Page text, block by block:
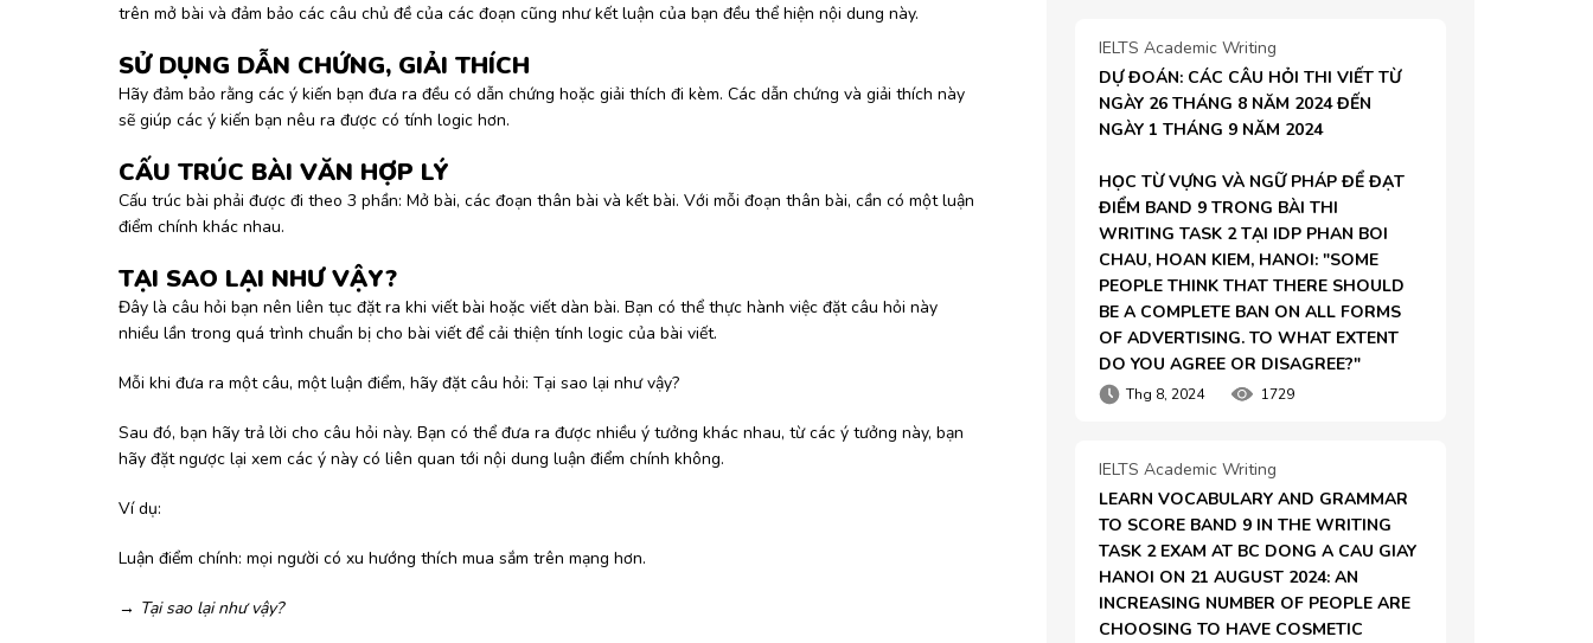
trên mở bài và đảm bảo các câu chủ đề của các đoạn cũng như kết luận của bạn đều thể hiện nội dung này.
SỬ DỤNG DẪN CHỨNG, GIẢI THÍCH
Hãy đảm bảo rằng các ý kiến bạn đưa ra đều có dẫn chứng hoặc giải thích đi kèm. Các dẫn chứng và giải thích này
sẽ giúp các ý kiến bạn nêu ra được có tính logic hơn.
CẤU TRÚC BÀI VĂN HỢP LÝ
Cấu trúc bài phải được đi theo 3 phần: Mở bài, các đoạn thân bài và kết bài. Với mỗi đoạn thân bài, cần có một luận
điểm chính khác nhau.
TẠI SAO LẠI NHƯ VẬY?
Đây là câu hỏi bạn nên liên tục đặt ra khi viết bài hoặc viết dàn bài. Bạn có thể thực hành việc đặt câu hỏi này
nhiều lần trong quá trình chuẩn bị cho bài viết để cải thiện tính logic của bài viết.
Mỗi khi đưa ra một câu, một luận điểm, hãy đặt câu hỏi: Tại sao lại như vậy?
Sau đó, bạn hãy trả lời cho câu hỏi này. Bạn có thể đưa ra được nhiều ý tưởng khác nhau, từ các ý tưởng này, bạn
hãy đặt ngược lại xem các ý này có liên quan tới nội dung luận điểm chính không.
Ví dụ:
Luận điểm chính: mọi người có xu hướng thích mua sắm trên mạng hơn.
→ Tại sao lại như vậy?
IELTS Academic Writing
DỰ ĐOÁN: CÁC CÂU HỎI THI VIẾT TỪ
NGÀY 26 THÁNG 8 NĂM 2024 ĐẾN
NGÀY 1 THÁNG 9 NĂM 2024
HỌC TỪ VỰNG VÀ NGỮ PHÁP ĐỂ ĐẠT
ĐIỂM BAND 9 TRONG BÀI THI
WRITING TASK 2 TẠI IDP PHAN BOI
CHAU, HOAN KIEM, HANOI: "SOME
PEOPLE THINK THAT THERE SHOULD
BE A COMPLETE BAN ON ALL FORMS
OF ADVERTISING. TO WHAT EXTENT
DO YOU AGREE OR DISAGREE?"
Thg 8, 2024 1729
IELTS Academic Writing
LEARN VOCABULARY AND GRAMMAR
TO SCORE BAND 9 IN THE WRITING
TASK 2 EXAM AT BC DONG A CAU GIAY
HANOI ON 21 AUGUST 2024: AN
INCREASING NUMBER OF PEOPLE ARE
CHOOSING TO HAVE COSMETIC